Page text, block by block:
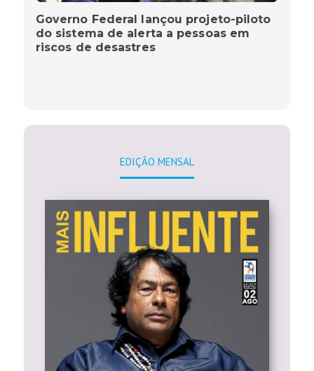
Governo Federal lançou projeto-piloto
do sistema de alerta a pessoas em
riscos de desastres
EDIÇÃO MENSAL